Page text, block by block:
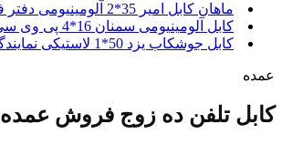
ماهان کابل امیر 35*2 آلومینیومی دفتر فروش لاله زار
کابل آلومینیومی سمنان 16*4 پی وی سی نمایندگی فروش
کابل جوشکاب یزد 50*1 لاستیکی نمایندگی اصلی فروش
عمده
کابل تلفن ده زوج فروش عمده